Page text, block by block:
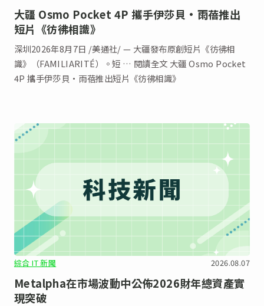
大疆 Osmo Pocket 4P 攜手伊莎貝•雨蓓推出
短片《彷彿相識》
深圳2026年8月7日 /美通社/ — 大疆發布原創短片《彷彿相
識》（FAMILIARITÉ）。短 … 閱讀全文 大疆 Osmo Pocket
4P 攜手伊莎貝•雨蓓推出短片《彷彿相識》
綜合 IT 新聞 2026.08.07
Metalpha在市場波動中公佈2026財年總資產實
現突破